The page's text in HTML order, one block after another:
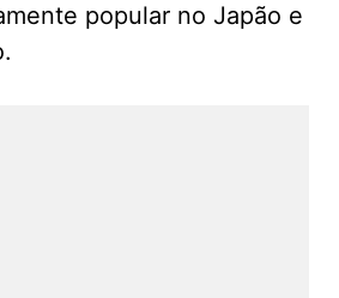
popular no Japão e